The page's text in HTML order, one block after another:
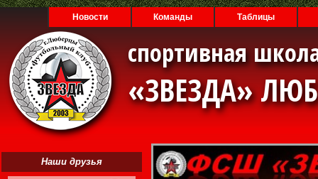
Новости Команды Таблицы
спортивная
«ЗВЕЗДА»
Наши друзья